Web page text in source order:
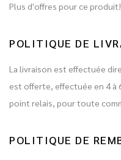
Plus d'offres pour ce produit!
POLITIQUE DE
La livraison est effectuée
est offerte, effectuée en 4 à
point relais, pour toute
POLITIQUE DE